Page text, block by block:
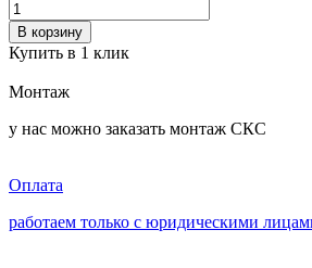
В корзину
Купить в 1 клик
Монтаж
у нас можно заказать монтаж СКС
Оплата
работаем только с юридическими